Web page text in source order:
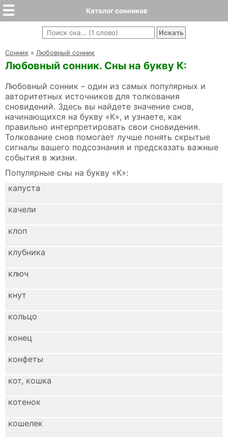
Каталог сонников
Cонник » Любовный сонник
Любовный сонник. Сны на букву К:
Любовный сонник – один из самых популярных и
авторитетных источников для толкования
сновидений. Здесь вы найдете значение снов,
начинающихся на букву «К», и узнаете, как
правильно интерпретировать свои сновидения.
Толкование снов помогает лучше понять скрытые
сигналы вашего подсознания и предсказать важные
события в жизни.
Популярные сны на букву «К»:
капуста
качели
клоп
клубника
ключ
кнут
кольцо
конец
конфеты
кот, кошка
котенок
кошелек